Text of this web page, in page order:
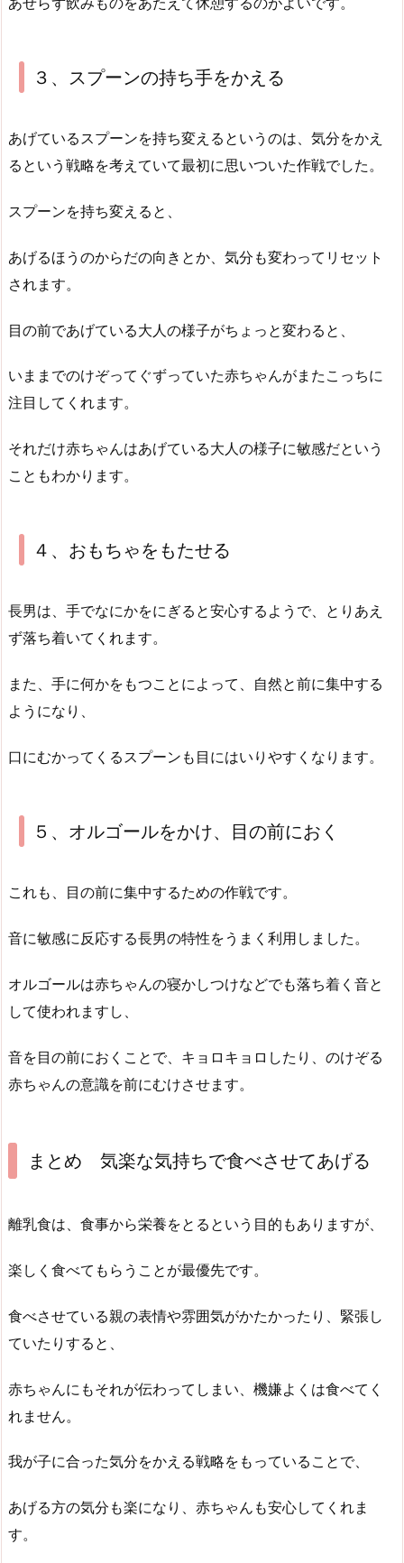
３、スプーンの持ち手をかえる
あげているスプーンを持ち変えるというのは、気分をかえ
るという戦略を考えていて最初に思いついた作戦でした。
スプーンを持ち変えると、
あげるほうのからだの向きとか、気分も変わってリセット
されます。
目の前であげている大人の様子がちょっと変わると、
いままでのけぞってぐずっていた赤ちゃんがまたこっちに
注目してくれます。
それだけ赤ちゃんはあげている大人の様子に敏感だという
こともわかります。
４、おもちゃをもたせる
長男は、手でなにかをにぎると安心するようで、とりあえ
ず落ち着いてくれます。
また、手に何かをもつことによって、自然と前に集中する
ようになり、
口にむかってくるスプーンも目にはいりやすくなります。
５、オルゴールをかけ、目の前におく
これも、目の前に集中するための作戦です。
音に敏感に反応する長男の特性をうまく利用しました。
オルゴールは赤ちゃんの寝かしつけなどでも落ち着く音と
して使われますし、
音を目の前におくことで、キョロキョロしたり、のけぞる
赤ちゃんの意識を前にむけさせます。
まとめ 気楽な気持ちで食べさせてあげる
離乳食は、食事から栄養をとるという目的もありますが、
楽しく食べてもらうことが最優先です。
食べさせている親の表情や雰囲気がかたかったり、緊張し
ていたりすると、
赤ちゃんにもそれが伝わってしまい、機嫌よくは食べてく
れません。
我が子に合った気分をかえる戦略をもっていることで、
あげる方の気分も楽になり、赤ちゃんも安心してくれま
す。